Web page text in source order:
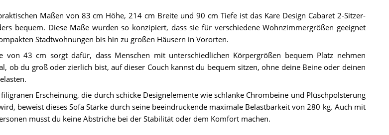
Maßen von 83 cm Höhe, 214 cm Breite und 90 cm Tiefe ist das Kare Design Cabaret 2-Sitzer-
bequem. Diese Maße wurden so konzipiert, dass sie für verschiedene Wohnzimmergrößen geeignet
Stadtwohnungen bis hin zu großen Häusern in Vororten.
von 43 cm sorgt dafür, dass Menschen mit unterschiedlichen Körpergrößen bequem Platz nehmen
ob du groß oder zierlich bist, auf dieser Couch kannst du bequem sitzen, ohne deine Beine oder deinen
Erscheinung, die durch schicke Designelemente wie schlanke Chrombeine und Plüschpolsterung
beweist dieses Sofa Stärke durch seine beeindruckende maximale Belastbarkeit von 280 kg. Auch mit
musst du keine Abstriche bei der Stabilität oder dem Komfort machen.